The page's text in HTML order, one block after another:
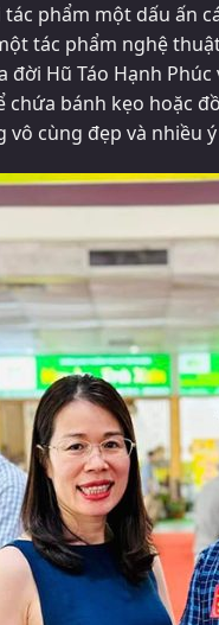
phẩm một dấu ấn
tác phẩm nghệ
đời Hũ Táo Hạnh
bánh kẹo hoặc
cùng đẹp và nhiều